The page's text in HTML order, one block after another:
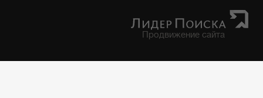
Продвижение сайта